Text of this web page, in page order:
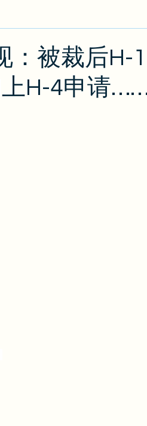
实
：被裁后H-
上H-4申请